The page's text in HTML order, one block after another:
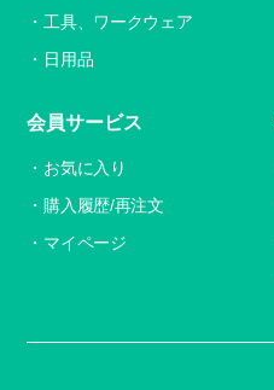
工具、ワークウェア
日用品
会員サービス
お気に入り
購入履歴/再注文
マイページ